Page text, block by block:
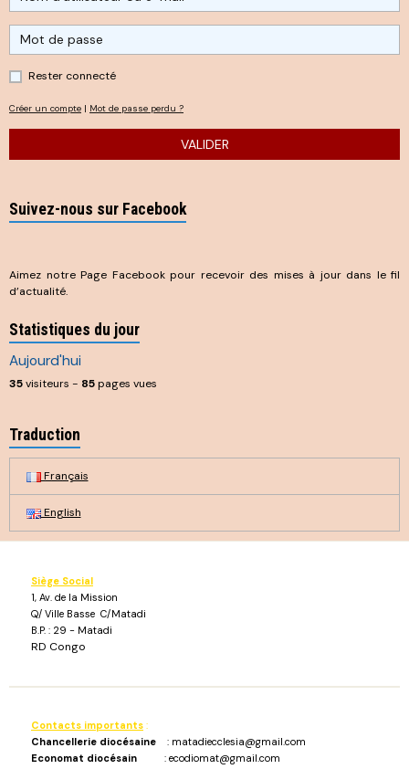
Rester connecté
Créer un compte | Mot de passe perdu ?
VALIDER
Suivez-nous sur Facebook
Aimez notre Page Facebook pour recevoir des mises à jour dans le fil
d’actualité.
Statistiques du jour
Aujourd'hui
35visiteurs - 85pages vues
Traduction
Français
English
Siège Social
1, Av. de la Mission
Q/ Ville Basse C/Matadi
B.P. : 29 - Matadi
RD Congo
Contacts importants :
Chancellerie diocésaine : matadiecclesia@gmail.com
Economat diocésain : ecodiomat@gmail.com